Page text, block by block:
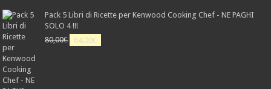
Pack 5 Libri di Ricette per Kenwood Cooking Chef - NE PAGHI
SOLO 4 !!!
80,00€ 64,00€